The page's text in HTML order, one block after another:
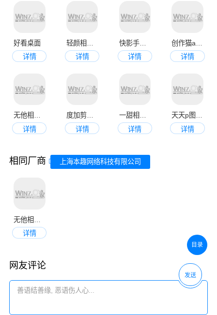
好看桌面
详情
详情
快影手机版
详情
详情
无他相机官网手机版
详情
度加剪辑官方版
详情
一甜相机app免费版
详情
天天p图美颜相机手机版
详情
相同厂商 上海本趣网络科技有限公司
详情
网友评论
发送
目录